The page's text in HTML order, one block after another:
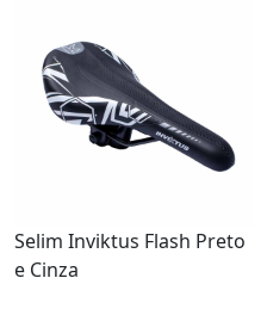
Selim Inviktus Flash Preto
e Cinza